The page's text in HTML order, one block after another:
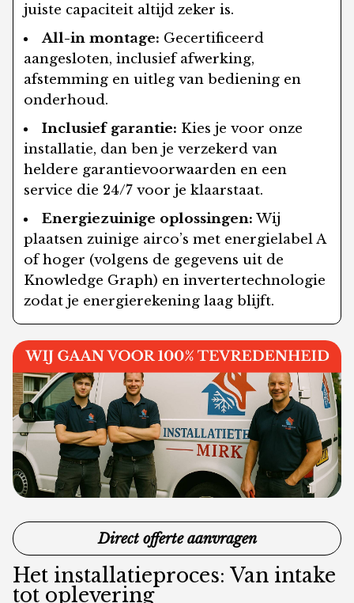
juiste capaciteit altijd zeker is.
All-in montage: Gecertificeerd
aangesloten, inclusief afwerking,
afstemming en uitleg van bediening en
onderhoud.
Inclusief garantie: Kies je voor onze
installatie, dan ben je verzekerd van
heldere garantievoorwaarden en een
service die 24/7 voor je klaarstaat.
Energiezuinige oplossingen: Wij
plaatsen zuinige airco’s met energielabel A
of hoger (volgens de gegevens uit de
Knowledge Graph) en invertertechnologie
zodat je energierekening laag blijft.
Direct offerte aanvragen
Het installatieproces: Van intake
tot oplevering